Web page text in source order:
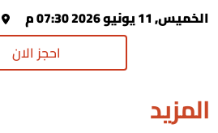
الخميس, 11 يونيو 2026 07:30 م
احجز الان
المزيد